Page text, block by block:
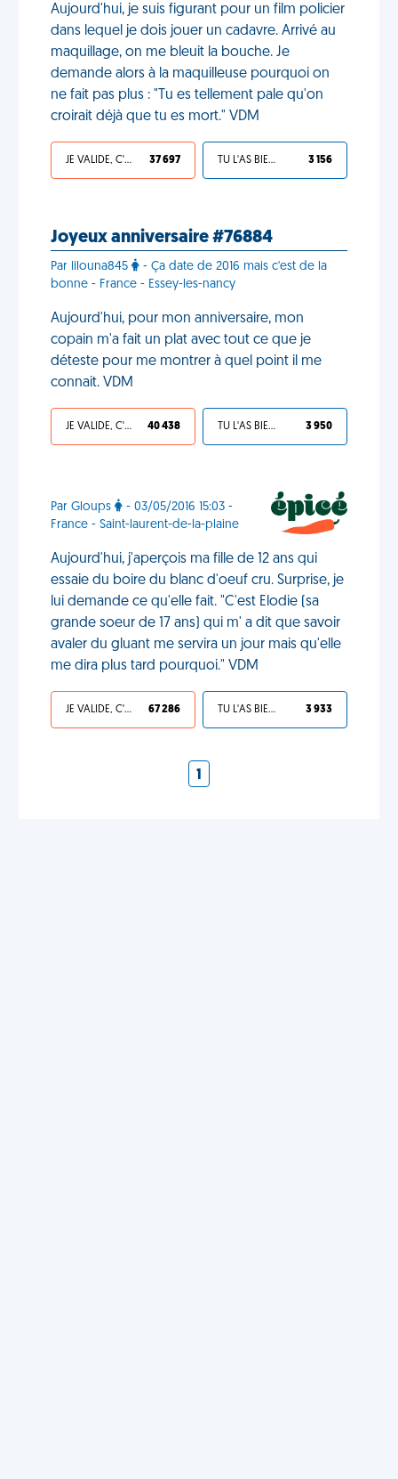
Aujourd'hui, je suis figurant pour un film policier
dans lequel je dois jouer un cadavre. Arrivé au
maquillage, on me bleuit la bouche. Je
demande alors à la maquilleuse pourquoi on
ne fait pas plus : "Tu es tellement pale qu'on
croirait déjà que tu es mort." VDM
JE VALIDE, C'EST UNE VDM 37 697 TU L'AS BIEN MÉRITÉ 3 156
Joyeux anniversaire #76884
Par lilouna845
- Ça date de 2016 mais c'est de la
bonne - France - Essey-les-nancy
Aujourd'hui, pour mon anniversaire, mon
copain m'a fait un plat avec tout ce que je
déteste pour me montrer à quel point il me
connait. VDM
JE VALIDE, C'EST UNE VDM 40 438 TU L'AS BIEN MÉRITÉ 3 950
Par Gloups
- 03/05/2016 15:03 -
France - Saint-laurent-de-la-plaine
Aujourd'hui, j'aperçois ma fille de 12 ans qui
essaie du boire du blanc d'oeuf cru. Surprise, je
lui demande ce qu'elle fait. "C'est Elodie (sa
grande soeur de 17 ans) qui m' a dit que savoir
avaler du gluant me servira un jour mais qu'elle
me dira plus tard pourquoi." VDM
JE VALIDE, C'EST UNE VDM 67 286 TU L'AS BIEN MÉRITÉ 3 933
1